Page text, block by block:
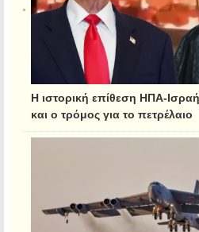
Η ιστορική επίθεση ΗΠΑ-
και ο τρόμος για το πετρέλαιο